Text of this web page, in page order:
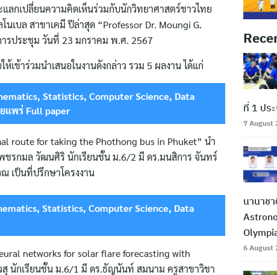
ลกเปลี่ยนความคิดเห็นร่วมกับนักวิทยาศาสตร์ชาวไทย
เบล สาขาเคมี ปีล่าสุด “Professor Dr. Moungi G.
ารประชุม วันที่ 23 มกราคม พ.ศ. 2567
เข้าร่วมนำเสนอในงานดังกล่าว รวม 5 ผลงาน ได้แก่
Statistics, Computer Science, Data
แพร่ Full paper
route for taking the Phothong bus in Phuket” นำ
ชรกมล วัฒนศิริ นักเรียนชั้น ม.6/2 มี ดร.มนสิการ จันทร์
เป็นที่ปรึกษาโครงงาน
Statistics, Computer Science, Data
networks for solar flare forecasting with
นักเรียนชั้น ม.6/1 มี ดร.ธัญนันท์ สมนาม ครูสาขาวิชา
ที่ 1 ปร
7 August
นานาช
6 August